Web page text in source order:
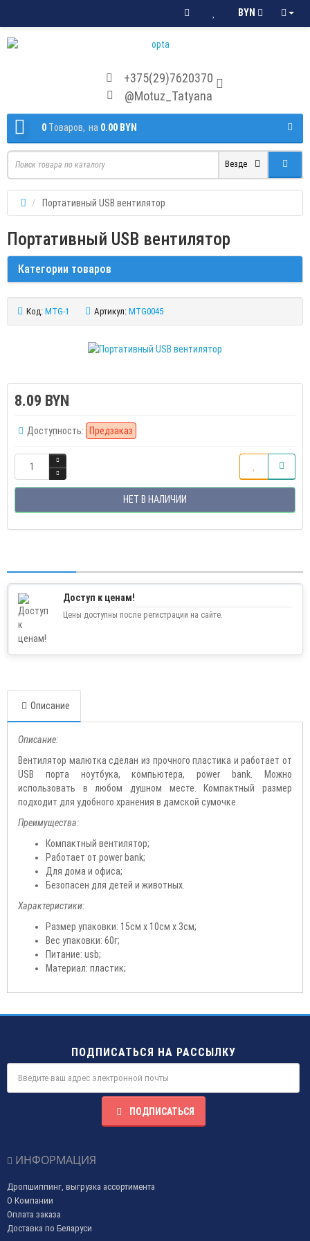
BYN
+375(29)7620370
@Motuz_Tatyana
0 Tоваров, на 0.00 BYN
Везде
Портативный USB вентилятор
Портативный USB вентилятор
Категории товаров
Код: MTG-1 Артикул: MTG0045
8.09 BYN
Доступность: Предзаказ
НЕТ В НАЛИЧИИ
Доступ к ценам!
Цены доступны после регистрации на сайте.
Описание
Описание:
Вентилятор малютка сделан из прочного пластика и работает от
USB порта ноутбука, компьютера, power bank. Можно
использовать в любом душном месте. Компактный размер
подходит для удобного хранения в дамской сумочке.
Преимущества:
Компактный вентилятор;
Работает от power bank;
Для дома и офиса;
Безопасен для детей и животных.
Характеристики:
Размер упаковки: 15см x 10см x 3см;
Вес упаковки: 60г;
Питание: usb;
Материал: пластик;
ПОДПИСАТЬСЯ НА РАССЫЛКУ
ПОДПИСАТЬСЯ
ИНФОРМАЦИЯ
Дропшиппинг, выгрузка ассортимента
О Компании
Оплата заказа
Доставка по Беларуси